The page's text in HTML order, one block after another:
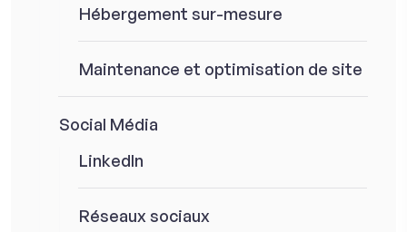
Hébergement sur-mesure
Maintenance et optimisation de site
Social Média
LinkedIn
Réseaux sociaux